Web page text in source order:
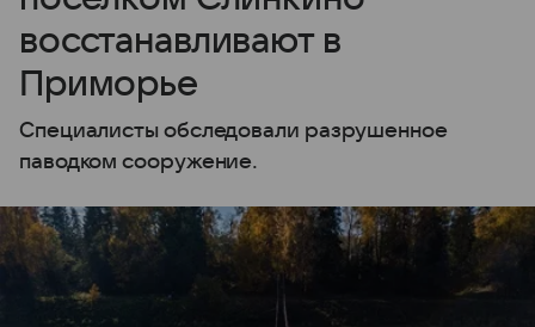
восстанавливают в
Приморье
Специалисты обследовали разрушенное
паводком сооружение.